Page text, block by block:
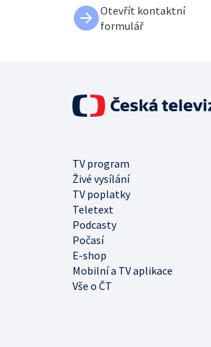
Otevřít kontaktní
formulář
TV program
Živé vysílání
TV poplatky
Teletext
Podcasty
Počasí
E-shop
Mobilní a TV aplikace
Vše o ČT